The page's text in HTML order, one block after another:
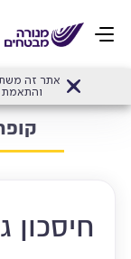
והתאמת
> קופת גמל